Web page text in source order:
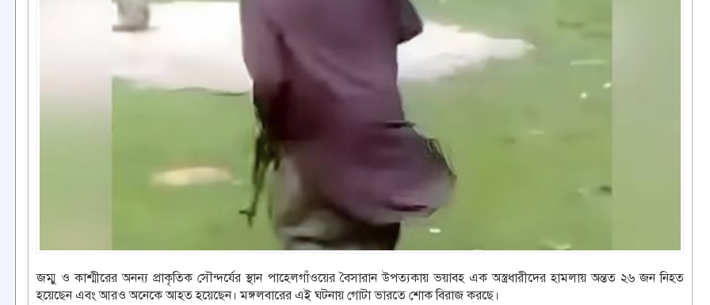
জম্মু ও কাশ্মীরের অনন্য প্রাকৃতিক সৌন্দর্যের স্থান পাহেলগাঁওয়ের বৈসারান উপত্যকায় ভয়াবহ এক অস্ত্রধারীদের হামলায় অন্তত ২৬ জন নিহত
হয়েছেন এবং আরও অনেকে আহত হয়েছেন। মঙ্গলবারের এই ঘটনায় গোটা ভারতে শোক বিরাজ করছে।